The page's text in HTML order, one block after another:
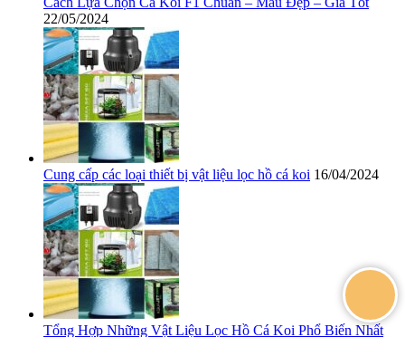
22/05/2024
Cung cấp các loại thiết bị vật liệu lọc hồ cá koi 16/04/2024
Tổng Hợp Những Vật Liệu Lọc Hồ Cá Koi Phổ Biến Nhất